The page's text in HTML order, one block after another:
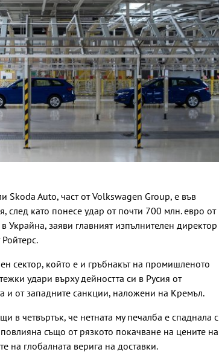
Skoda Auto, част от Volkswagen Group, е във
след като понесе удар от почти 700 млн. евро от
Украйна, заяви главният изпълнителен директор
сектор, който е и гръбнакът на промишленото
удари върху дейността си в Русия от
и от западните санкции, наложени на Кремъл.
в четвъртък, че нетната му печалба е спаднала с
също от рязкото покачване на цените на
на глобалната верига на доставки.